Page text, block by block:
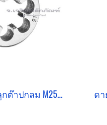
ดายเกลียว-ลูกต๊าปกลม M25x1.5